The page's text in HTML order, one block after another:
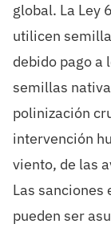
global. La Ley
utilicen
debido pago a
semillas
polinización
intervención
viento, de las
Las sanciones
pueden ser